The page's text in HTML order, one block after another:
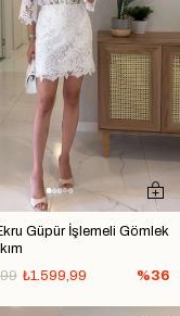
Güpür İşlemeli Gömlek
₺1.599,99
%36